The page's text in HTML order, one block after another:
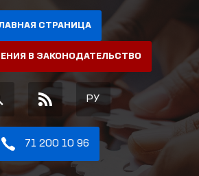
СТРАНИЦА
В ЗАКОНОДАТЕЛЬСТВО
РУ
71 200 10 96